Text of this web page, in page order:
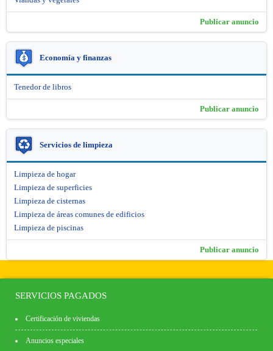
Publicar anuncio
Economía y finanzas
Tenedor de libros
Publicar anuncio
Servicios de limpieza
Limpieza de hogar
Limpieza de superficies
Limpieza de cisternas
Limpieza de áreas comunes de edificios
Limpieza de piscinas
Publicar anuncio
SERVICIOS PAGADOS
Certificación de viviendas
Anuncios especiales